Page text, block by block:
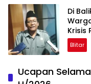
Di
Krisis
Blitar
Ucapan